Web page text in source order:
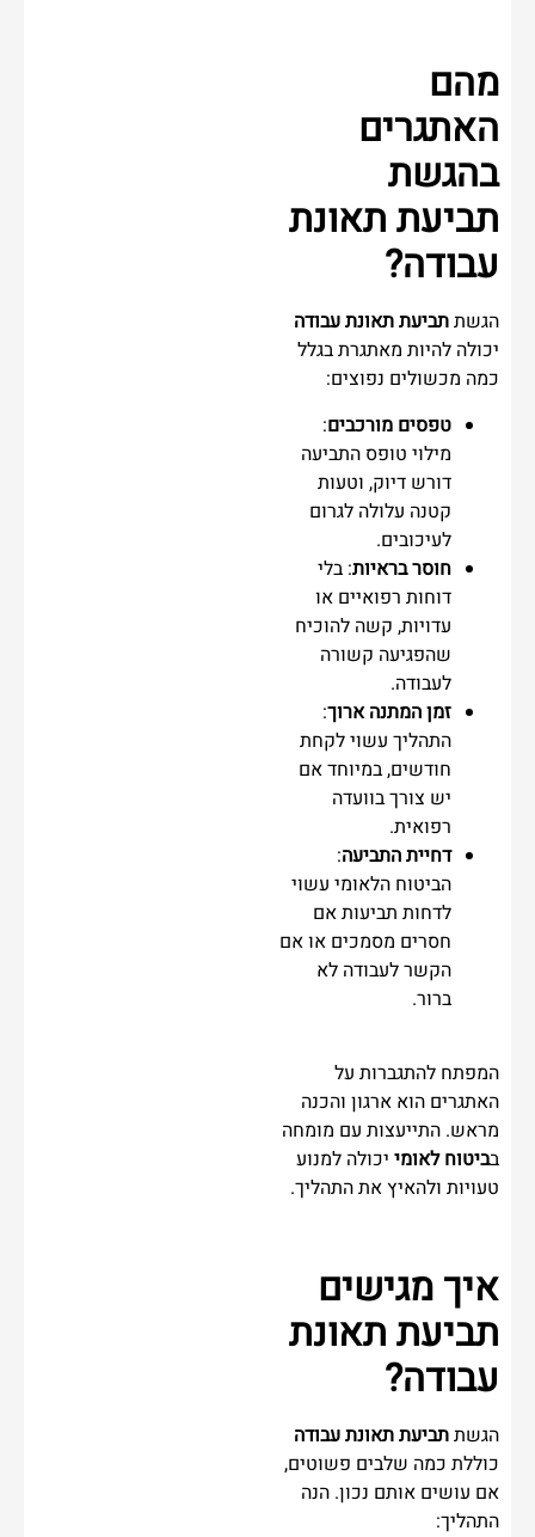
מהם
האתגרים
בהגשת
תביעת תאונת
עבודה?
הגשתתביעת תאונת עבודה
יכולה להיות מאתגרת בגלל
כמה מכשולים נפוצים:
טפסים מורכבים:
מילוי טופס התביעה
דורש דיוק, וטעות
קטנה עלולה לגרום
לעיכובים.
חוסר בראיות: בלי
דוחות רפואיים או
עדויות, קשה להוכיח
שהפגיעה קשורה
לעבודה.
זמן המתנה ארוך:
התהליך עשוי לקחת
חודשים, במיוחד אם
יש צורך בוועדה
רפואית.
דחיית התביעה:
הביטוח הלאומי עשוי
לדחות תביעות אם
חסרים מסמכים או אם
הקשר לעבודה לא
ברור.
המפתח להתגברות על
האתגרים הוא ארגון והכנה
מראש. התייעצות עם מומחה
בביטוח לאומי יכולה למנוע
טעויות ולהאיץ את התהליך.
איך מגישים
תביעת תאונת
עבודה?
הגשתתביעת תאונת עבודה
כוללת כמה שלבים פשוטים,
אם עושים אותם נכון. הנה
התהליך: